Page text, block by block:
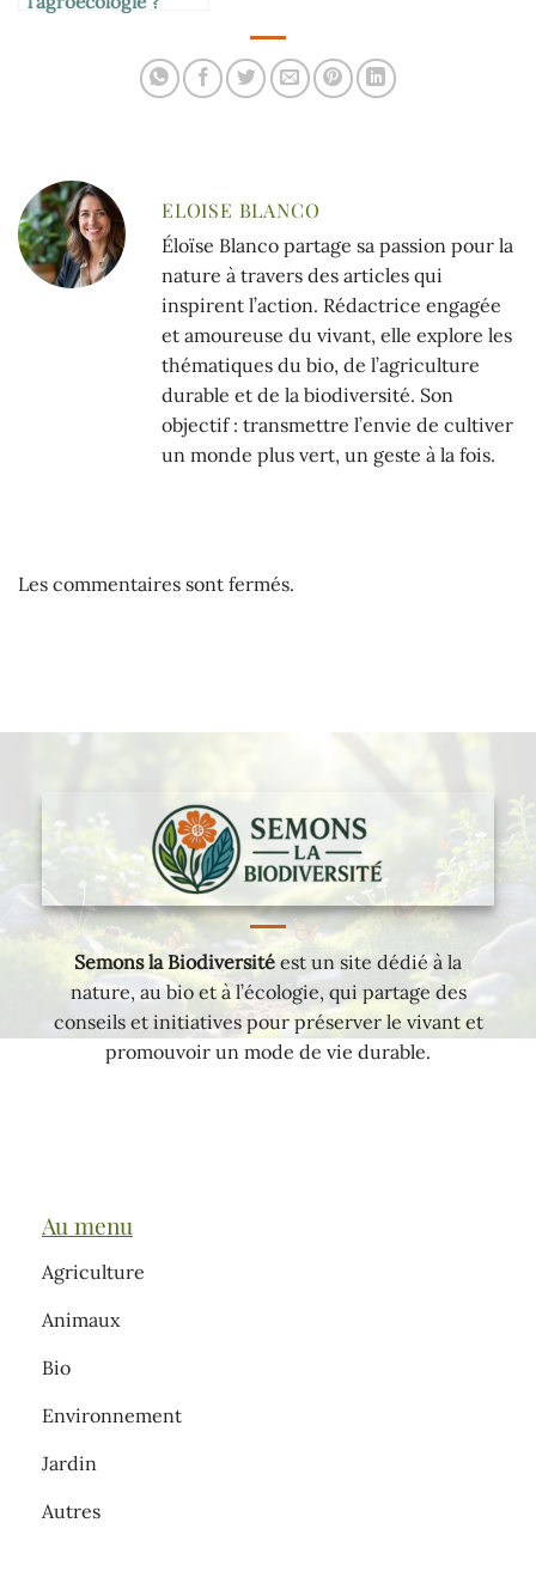
ELOISE BLANCO
Éloïse Blanco partage sa passion pour la
nature à travers des articles qui
inspirent l’action. Rédactrice engagée
et amoureuse du vivant, elle explore les
thématiques du bio, de l’agriculture
durable et de la biodiversité. Son
objectif : transmettre l’envie de cultiver
un monde plus vert, un geste à la fois.
Les commentaires sont fermés.
Semons la Biodiversité est un site dédié à la
nature, au bio et à l’écologie, qui partage des
conseils et initiatives pour préserver le vivant et
promouvoir un mode de vie durable.
Au menu
Agriculture
Animaux
Bio
Environnement
Jardin
Autres